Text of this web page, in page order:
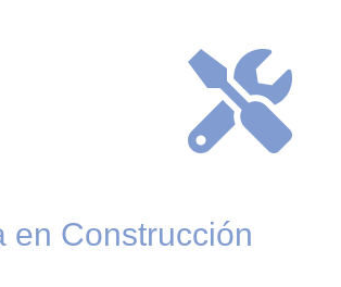

en Construcción